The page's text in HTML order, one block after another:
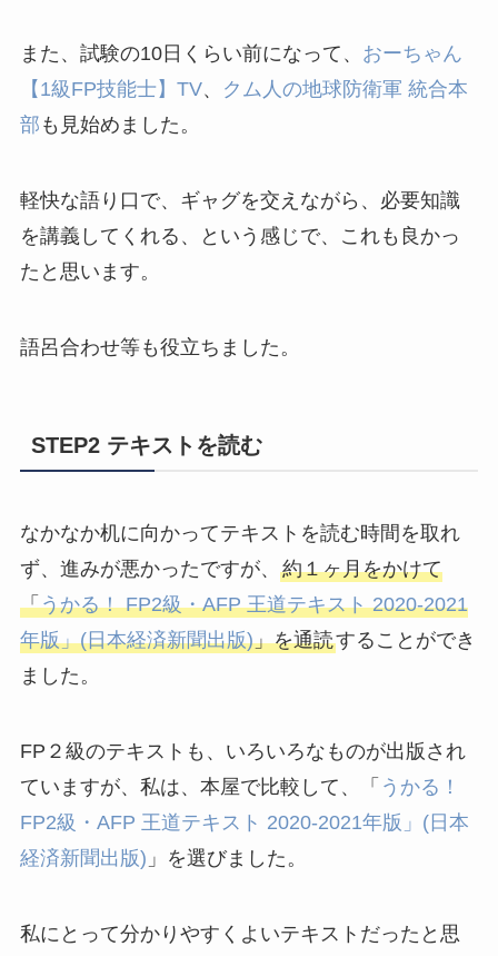
また、試験の10日くらい前になって、 おーちゃん
【1級FP技能士】TV、
クム人の地球防衛軍 統合本
部 も見始めました。
軽快な語り口で、ギャグを交えながら、必要知識
を講義してくれる、という感じで、これも良かっ
たと思います。
語呂合わせ等も役立ちました。
STEP2 テキストを読む
なかなか机に向かってテキストを読む時間を取れ
ず、進みが悪かったですが、 約１ヶ月をかけて
「うかる！ FP2級・AFP 王道テキスト 2020-2021
年版」(日本経済新聞出版)」を通読することができ
ました。
FP２級のテキストも、いろいろなものが出版され
ていますが、私は、本屋で比較して、「 うかる！
FP2級・AFP 王道テキスト 2020-2021年版」(日本
経済新聞出版) 」を選びました。
私にとって分かりやすくよいテキストだったと思